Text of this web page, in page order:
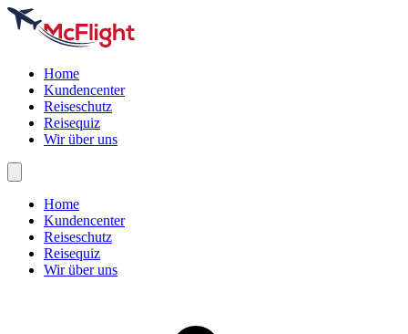
Home
Kundencenter
Reiseschutz
Reisequiz
Wir über uns
Home
Kundencenter
Reiseschutz
Reisequiz
Wir über uns